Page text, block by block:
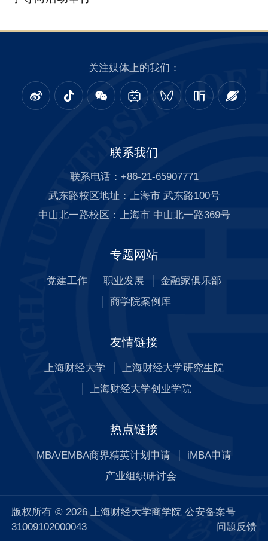
关注媒体上的我们：
联系我们
联系电话：+86-21-65907771
武东路校区地址：上海市 武东路100号
中山北一路校区：上海市 中山北一路369号
专题网站
党建工作 职业发展
金融家俱乐部
商学院案例库
友情链接
上海财经大学
上海财经大学研究生院
上海财经大学创业学院
热点链接
MBA/EMBA商界精英计划申请
iMBA申请
产业组织研讨会
版权所有 © 2026 上海财经大学商学院 公安备案号
31009102000043
问题反馈